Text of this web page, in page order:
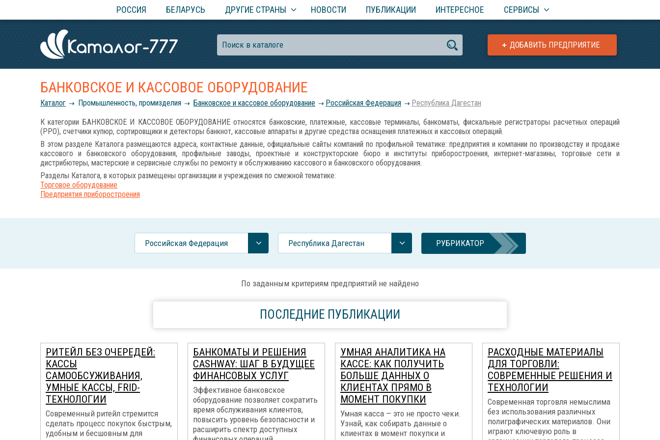
РОССИЯ БЕЛАРУСЬ ДРУГИЕ СТРАНЫ НОВОСТИ ПУБЛИКАЦИИ ИНТЕРЕСНОЕ СЕРВИСЫ
ДОБАВИТЬ ПРЕДПРИЯТИЕ
БАНКОВСКОЕ И КАССОВОЕ ОБОРУДОВАНИЕ
Каталог Промышленность, промизделия Банковское и кассовое оборудование Российcкая Федерация Республика Дагестан
К категории БАНКОВСКОЕ И КАССОВОЕ ОБОРУДОВАНИЕ относятся банковские, платежные, кассовые терминалы, банкоматы, фискальные регистраторы расчетных операций
(РРО), счетчики купюр, сортировщики и детекторы банкнот, кассовые аппараты и другие средства оснащения платежных и кассовых операций.
В этом разделе Каталога размещаются адреса, контактные данные, официальные сайты компаний по профильной тематике: предприятия и компании по производству и продаже
кассового и банковского оборудования, профильные заводы, проектные и конструкторские бюро и институты приборостроения, интернет-магазины, торговые сети и
дистрибютеры, мастерские и сервисные службы по ремонту и обслуживанию кассового и банковского оборудования.
Разделы Каталога, в которых размещены организации и учреждения по смежной тематике:
Торговое оборудование
Предприятия приборостроения
Российcкая Федерация Республика Дагестан РУБРИКАТОР
По заданным критериям предприятий не найдено
ПОСЛЕДНИЕ ПУБЛИКАЦИИ
РИТЕЙЛ БЕЗ ОЧЕРЕДЕЙ:
КАССЫ
САМООБСУЖИВАНИЯ,
УМНЫЕ КАССЫ, FRID-
ТЕХНОЛОГИИ
Современный ритейл стремится
сделать процесс покупок быстрым,
удобным и бесшовным для
БАНКОМАТЫ И РЕШЕНИЯ
CASHWAY: ШАГ В БУДУЩЕЕ
ФИНАНСОВЫХ УСЛУГ
Эффективное банковское
оборудование позволяет сократить
время обслуживания клиентов,
повысить уровень безопасности и
расширить спектр доступных
УМНАЯ АНАЛИТИКА НА
КАССЕ: КАК ПОЛУЧИТЬ
БОЛЬШЕ ДАННЫХ О
КЛИЕНТАХ ПРЯМО В
МОМЕНТ ПОКУПКИ
Умная касса — это не просто чеки.
Узнай, как собирать данные о
клиентах в момент покупки и
РАСХОДНЫЕ МАТЕРИАЛЫ
ДЛЯ ТОРГОВЛИ:
СОВРЕМЕННЫЕ РЕШЕНИЯ И
ТЕХНОЛОГИИ
Современная торговля немыслима
без использования различных
полиграфических материалов. Они
играют ключевую роль в